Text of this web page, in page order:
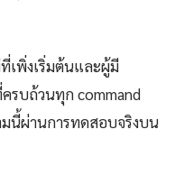
เพิ่งเริ่มต้นและผู้มี
รบถ้วนทุก command
นี้ผ่านการทดสอบจริงบน